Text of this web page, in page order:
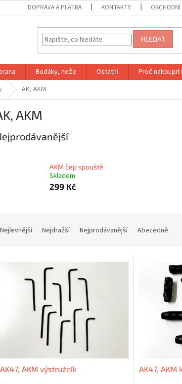
DOPRAVA A PLATBA KONTAKTY
HLEDAT
Bodáky, nože Ostatní Proč nakoupit
AK, AKM
AKM
AKM čep spouště
Skladem
299 Kč
Nejlevnější Nejdražší Nejprodávanější Abecedně
AK47, AKM výstružník AK47, AKM